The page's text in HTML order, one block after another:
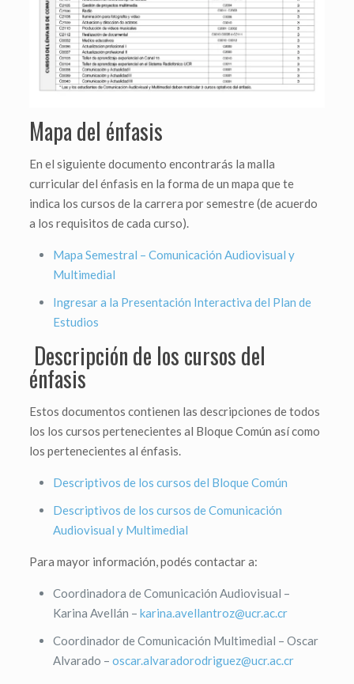
Mapa del énfasis
En el siguiente documento encontrarás la malla
curricular del énfasis en la forma de un mapa que te
indica los cursos de la carrera por semestre (de acuerdo
a los requisitos de cada curso).
Mapa Semestral – Comunicación Audiovisual y
Multimedial
Ingresar a la Presentación Interactiva del Plan de
Estudios
Descripción de los cursos del
énfasis
Estos documentos contienen las descripciones de todos
los los cursos pertenecientes al Bloque Común así como
los pertenecientes al énfasis.
Descriptivos de los cursos del Bloque Común
Descriptivos de los cursos de Comunicación
Audiovisual y Multimedial
Para mayor información, podés contactar a:
Coordinadora de Comunicación Audiovisual –
Karina Avellán – karina.avellantroz@ucr.ac.cr
Coordinador de Comunicación Multimedial – Oscar
Alvarado – oscar.alvaradorodriguez@ucr.ac.cr